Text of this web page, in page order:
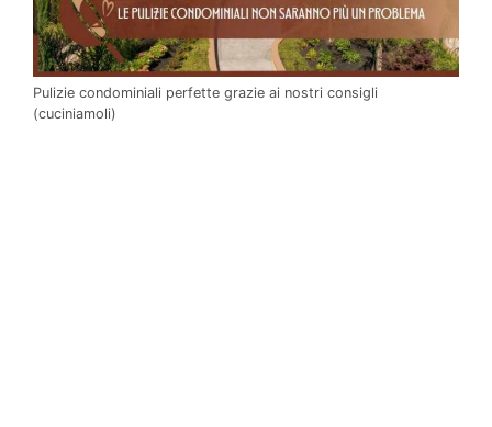
Pulizie condominiali perfette grazie ai nostri consigli
(cuciniamoli)